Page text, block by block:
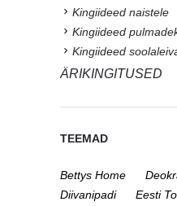
Kingiideed naistele
Kingiideed
Kingiideed
ÄRIKINGITUSED
TEEMAD
Bettys Home
Diivanipadi
Eesti